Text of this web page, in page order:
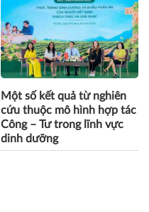
Một số kết quả từ nghiên
cứu thuộc mô hình hợp tác
Công – Tư trong lĩnh vực
dinh dưỡng